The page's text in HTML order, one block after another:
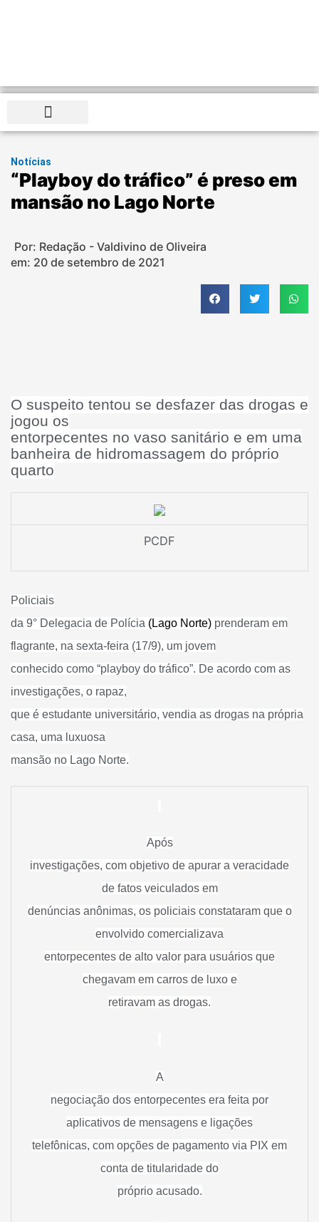
Notícias
“Playboy do tráfico” é preso em
mansão no Lago Norte
Por: Redação - Valdivino de Oliveira
em: 20 de setembro de 2021
O suspeito tentou se desfazer das drogas e
jogou os
entorpecentes no vaso sanitário e em uma
banheira de hidromassagem do próprio
quarto
PCDF
Policiais
da 9° Delegacia de Polícia (Lago Norte) prenderam em
flagrante, na sexta-feira (17/9), um jovem
conhecido como “playboy do tráfico”. De acordo com as
investigações, o rapaz,
que é estudante universitário, vendia as drogas na própria
casa, uma luxuosa
mansão no Lago Norte.
Após
investigações, com objetivo de apurar a veracidade
de fatos veiculados em
denúncias anônimas, os policiais constataram que o
envolvido comercializava
entorpecentes de alto valor para usuários que
chegavam em carros de luxo e
retiravam as drogas.
A
negociação dos entorpecentes era feita por
aplicativos de mensagens e ligações
telefônicas, com opções de pagamento via PIX em
conta de titularidade do
próprio acusado.